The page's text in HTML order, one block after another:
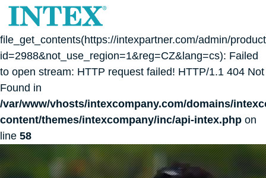
Warning
file_get_contents(https://intexpartner.com/admin/
id=2988&not_use_region=1&reg=CZ&lang=cs): Failed
to open stream: HTTP request failed! HTTP/1.1 404 Not
Found in
/var/www/vhosts/intexcompany.com/domains/
content/themes/intexcompany/inc/api-intex.php on
line 58